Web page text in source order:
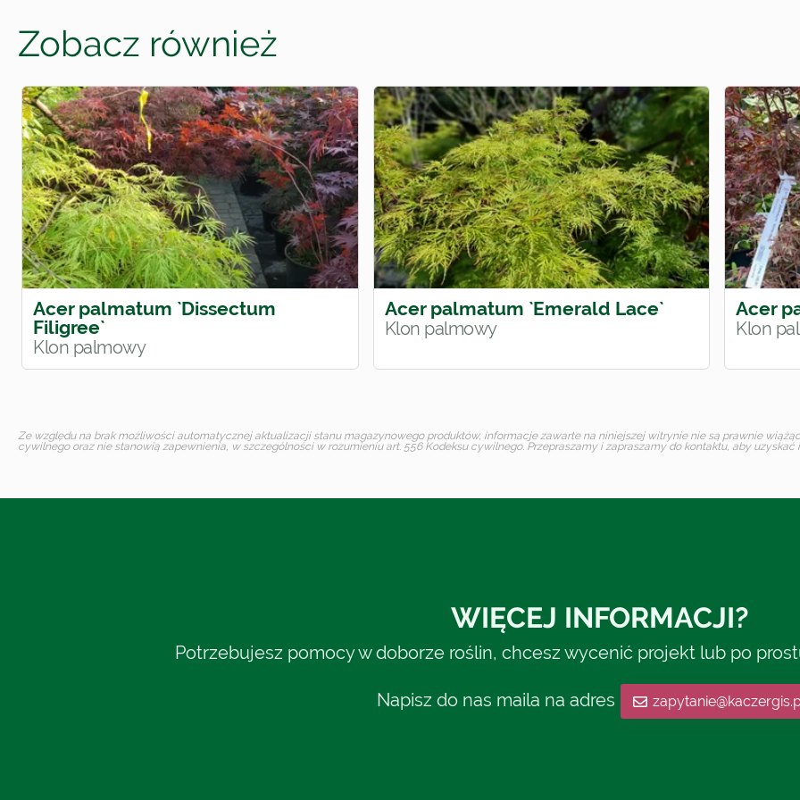
Zobacz również
Acer palmatum `Dissectum
Filigree`
Klon palmowy
Acer palmatum `Emerald Lace`
Klon palmowy
Acer
Klon
Ze względu na brak możliwości automatycznej aktualizacji stanu magazynowego produktów, informacje zawarte na niniejszej witrynie nie są prawnie
cywilnego oraz nie stanowią zapewnienia, w szczególności w rozumieniu art. 556 Kodeksu cywilnego. Przepraszamy i zapraszamy do kontaktu, aby
WIĘCEJ INFORMACJI?
Potrzebujesz pomocy w doborze roślin, chcesz wycenić projekt lub po
Napisz do nas maila na adres